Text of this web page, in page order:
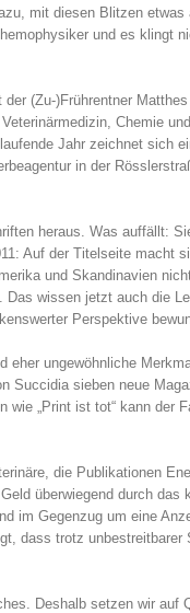
mit diesen Blitzen
und es klingt
(Zu-)Frührentner
Chemie
Jahr zeichnet sich
in der
heraus. Was auffällt:
Auf der Titelseite macht
und Skandinavien
wissen jetzt auch die
Perspektive
eher ungewöhnliche
Succidia sieben neue
„Print ist tot“ kann der
die Publikationen
überwiegend durch das
im Gegenzug um eine
dass trotz
Deshalb setzen wir auf